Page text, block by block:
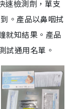
速檢測劑，單支
。產品以鼻咽拭
就知結果。產品
試通用名單。